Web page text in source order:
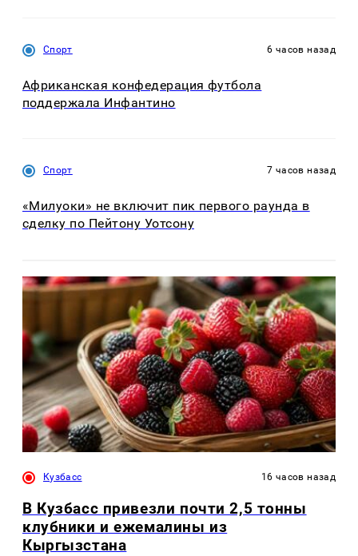
Спорт 6 часов назад
Африканская конфедерация футбола
поддержала Инфантино
Спорт 7 часов назад
«Милуоки» не включит пик первого раунда в
сделку по Пейтону Уотсону
Кузбасс 16 часов назад
В Кузбасс привезли почти 2,5 тонны
клубники и ежемалины из
Кыргызстана